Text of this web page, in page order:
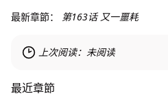
最新章節： 第163话 又一噩耗
上次阅读： 未阅读
最近章節